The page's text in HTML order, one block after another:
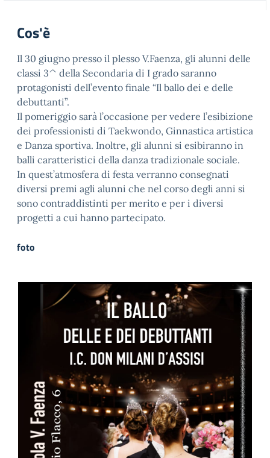
Cos'è
Il 30 giugno presso il plesso V.Faenza, gli alunni delle
classi 3^ della Secondaria di I grado saranno
protagonisti dell’evento finale “Il ballo dei e delle
debuttanti”.
Il pomeriggio sarà l’occasione per vedere l’esibizione
dei professionisti di Taekwondo, Ginnastica artistica
e Danza sportiva. Inoltre, gli alunni si esibiranno in
balli caratteristici della danza tradizionale sociale.
In quest’atmosfera di festa verranno consegnati
diversi premi agli alunni che nel corso degli anni si
sono contraddistinti per merito e per i diversi
progetti a cui hanno partecipato.
foto